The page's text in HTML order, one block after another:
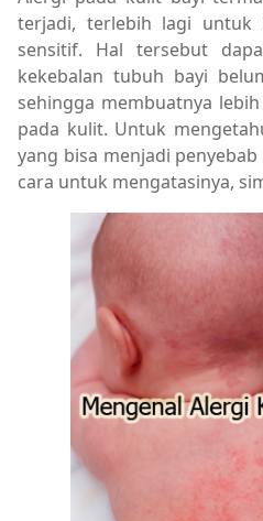
terjadi, terlebih lagi untuk
sensitif. Hal tersebut
kekebalan tubuh bayi
sehingga membuatnya
pada kulit. Untuk
yang bisa menjadi penyebab
cara untuk mengatasinya,